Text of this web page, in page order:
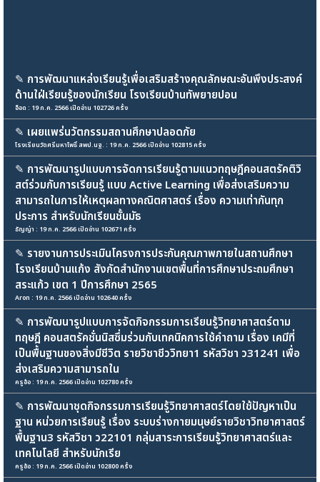
✎ การพัฒนาแหล่งเรียนรู้เพื่อเสริมสร้างคุณลักษณะอันพึงประสงค์
ด้านใฝ่เรียนรู้ของนักเรียน โรงเรียนบ้านทัพยายปอน
อ็อด : 19 ก.ค. 2566 เปิดอ่าน 102726 ครั้ง
✎ เผยแพร่นวัตกรรมสถานศึกษาปลอดภัย
โรงเรียนวัดศรีมหาโพธิ์ สพป.นฐ. : 19 ก.ค. 2566 เปิดอ่าน 102815 ครั้ง
✎ การพัฒนารูปแบบการจัดการเรียนรู้ตามแนวทฤษฎีคอนสตรัคติวิ
สต์ร่วมกับการเรียนรู้ แบบ Active Learning เพื่อส่งเสริมความ
สามารถในการให้เหตุผลทางคณิตศาสตร์ เรื่อง ความเท่ากันทุก
ประการ สำหรับนักเรียนชั้นมัธ
ธัญญ่า : 19 ก.ค. 2566 เปิดอ่าน 102671 ครั้ง
✎ รายงานการประเมินโครงการประกันคุณภาพภายในสถานศึกษา
โรงเรียนบ้านแก้ง สังกัดสำนักงานเขตพื้นที่การศึกษาประถมศึกษา
สระแก้ว เขต 1 ปีการศึกษา 2565
Aron : 19 ก.ค. 2566 เปิดอ่าน 102640 ครั้ง
✎ การพัฒนารูปแบบการจัดกิจกรรมการเรียนรู้วิทยาศาสตร์ตาม
ทฤษฎี คอนสตรัคชั่นนิสซึ่มร่วมกับเทคนิคการใช้คำถาม เรื่อง เคมีที่
เป็นพื้นฐานของสิ่งมีชีวิต รายวิชาชีววิทยา1 รหัสวิชา ว31241 เพื่อ
ส่งเสริมความสามารถใน
ครูอ้อ : 19 ก.ค. 2566 เปิดอ่าน 102780 ครั้ง
✎ การพัฒนาชุดกิจกรรมการเรียนรู้วิทยาศาสตร์โดยใช้ปัญหาเป็น
ฐาน หน่วยการเรียนรู้ เรื่อง ระบบร่างกายมนุษย์รายวิชาวิทยาศาสตร์
พื้นฐาน3 รหัสวิชา ว22101 กลุ่มสาระการเรียนรู้วิทยาศาสตร์และ
เทคโนโลยี สำหรับนักเรีย
ครูอ้อ : 19 ก.ค. 2566 เปิดอ่าน 102800 ครั้ง